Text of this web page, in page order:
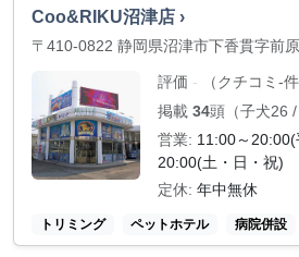
Coo&RIKU沼津店 ›
〒410-0822 静岡県沼津市下香貫字前
評価 -
（クチコミ-件
掲載 34頭（子犬26 /
営業: 11:00～20:00(
20:00(土・日・祝)
定休: 年中無休
トリミング ペットホテル 病院併設